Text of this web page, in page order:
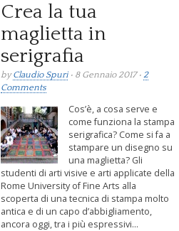
Crea la tua
maglietta in
serigrafia
byClaudio Spuri• 8 Gennaio 2017 • 2
Comments
Cos’è, a cosa serve e
come funziona la stampa
serigrafica? Come si fa a
stampare un disegno su
una maglietta? Gli
studenti di arti visive e arti applicate della
Rome University of Fine Arts alla
scoperta di una tecnica di stampa molto
antica e di un capo d’abbigliamento,
ancora oggi, tra i più espressivi...